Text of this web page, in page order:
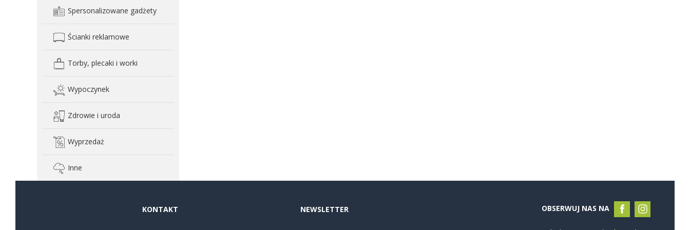
Spersonalizowane gadżety
Ścianki reklamowe
Torby, plecaki i worki
Wypoczynek
Zdrowie i uroda
Wyprzedaż
Inne
KONTAKT NEWSLETTER OBSERWUJ NAS NA